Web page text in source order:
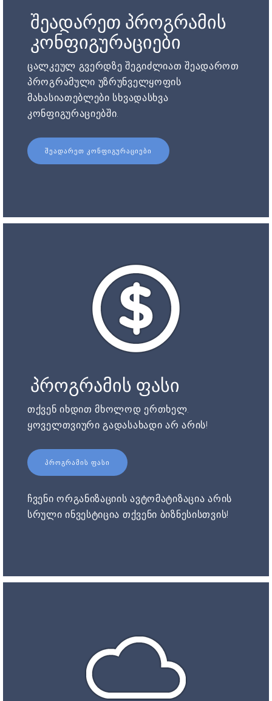
შეადარეთ პროგრამის
კონფიგურაციები
ცალკეულ გვერდზე შეგიძლიათ შეადაროთ
პროგრამული უზრუნველყოფის
მახასიათებლები სხვადასხვა
კონფიგურაციებში.
ᲨᲔᲐᲓᲐᲠᲔᲗ ᲙᲝᲜᲤᲘᲒᲣᲠᲐᲪᲘᲔᲑᲘ
პროგრამის ფასი
თქვენ იხდით მხოლოდ ერთხელ.
ყოველთვიური გადასახადი არ არის!
ᲞᲠᲝᲒᲠᲐᲛᲘᲡ ᲤᲐᲡᲘ
ჩვენი ორგანიზაციის ავტომატიზაცია არის
სრული ინვესტიცია თქვენი ბიზნესისთვის!